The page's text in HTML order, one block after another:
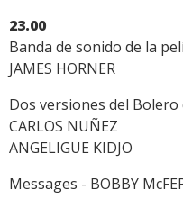
23.00
Banda de sonido de la
JAMES HORNER
Dos versiones del Bolero
CARLOS NUÑEZ
ANGELIGUE KIDJO
Messages - BOBBY